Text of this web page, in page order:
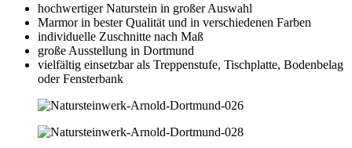
hochwertiger Naturstein in großer Auswahl
Marmor in bester Qualität und in verschiedenen Farben
individuelle Zuschnitte nach Maß
große Ausstellung in Dortmund
vielfältig einsetzbar als Treppenstufe, Tischplatte, Bodenbelag
oder Fensterbank